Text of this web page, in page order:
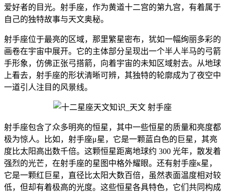
爱好者的目光。射手座，作为黄道十二宫的第九宫，有着属于
自己的独特故事与天文奥秘。
射手座位于最亮的区域，那里繁星密布，犹如一幅绚丽多彩的
画卷在宇宙中展开。它的主体部分呈现出一个半人半马的弓箭
手形象，仿佛正张弓搭箭，向着宇宙的未知区域射去。从地球
上看去，射手座的形状清晰可辨，其独特的轮廓成为了夜空中
一道引人注目的风景线。
射手座包含了众多明亮的恒星，其中一些恒星的质量和亮度都
极为惊人。比如，射手座μ星，它是一颗蓝白色的巨星，其亮
度比太阳高出数千倍。这颗恒星距离地球约 300 光年，散发着
强烈的光芒，在射手座的星图中格外耀眼。还有射手座κ星，
它是一颗红巨星，直径比太阳大数百倍，虽然表面温度相对较
低，但却有着极高的光度。这些恒星各具特色，它们共同构成